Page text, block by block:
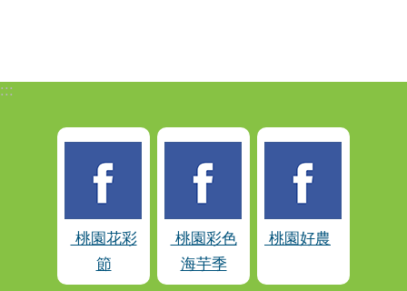
:::
桃園花彩
節
桃園彩色
海芋季
桃園好農